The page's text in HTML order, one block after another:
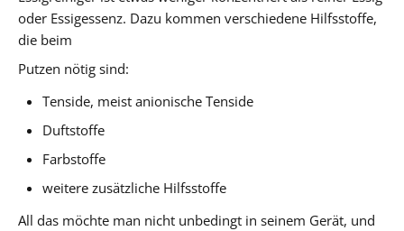
oder Essigessenz. Dazu kommen verschiedene Hilfsstoffe,
die beim
Putzen nötig sind:
Tenside, meist anionische Tenside
Duftstoffe
Farbstoffe
weitere zusätzliche Hilfsstoffe
All das möchte man nicht unbedingt in seinem Gerät, und